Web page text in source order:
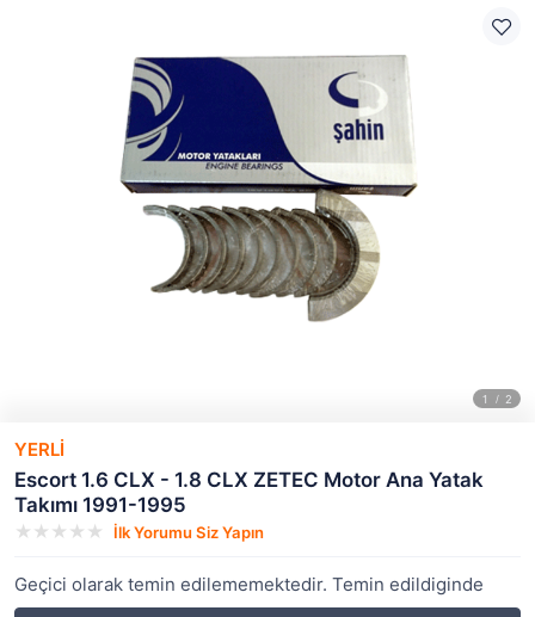
YERLİ
Escort 1.6 CLX - 1.8 CLX ZETEC Motor Ana Yatak
Takımı 1991-1995
İlk Yorumu Siz Yapın
Geçici olarak temin edilememektedir. Temin edildiginde